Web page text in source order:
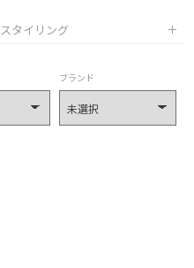
スタイリング
ブランド